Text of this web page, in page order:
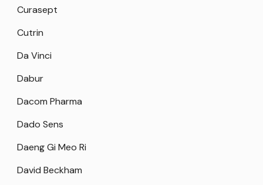
Curasept
Cutrin
Da Vinci
Dabur
Dacom Pharma
Dado Sens
Daeng Gi Meo Ri
David Beckham